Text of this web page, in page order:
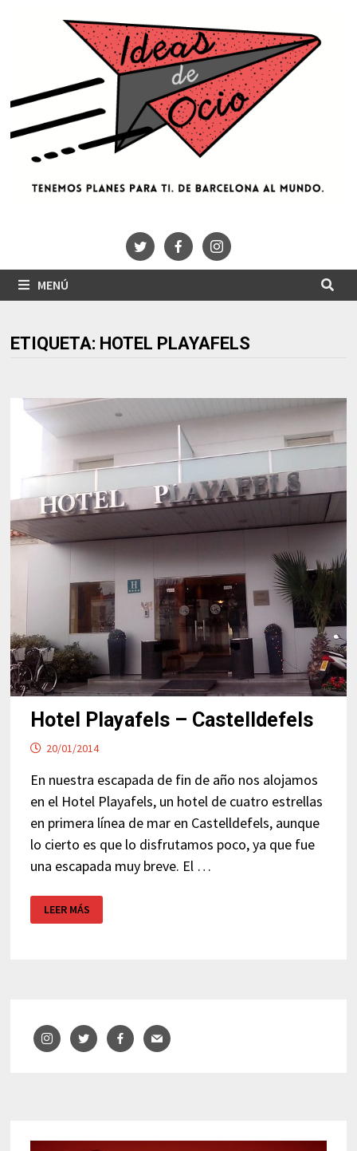
MENÚ
ETIQUETA: HOTEL PLAYAFELS
Hotel Playafels – Castelldefels
20/01/2014
En nuestra escapada de fin de año nos alojamos
en el Hotel Playafels, un hotel de cuatro estrellas
en primera línea de mar en Castelldefels, aunque
lo cierto es que lo disfrutamos poco, ya que fue
una escapada muy breve. El …
PLAYAFELS
–
LEER MÁS